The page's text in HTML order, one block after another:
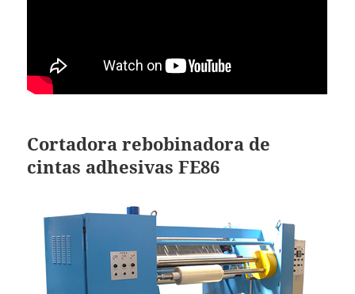
Cortadora rebobinadora de
cintas adhesivas FE86